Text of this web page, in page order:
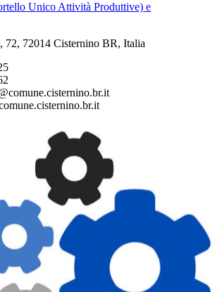
Unico Attività Produttive) e
72, 72014 Cisternino BR, Italia